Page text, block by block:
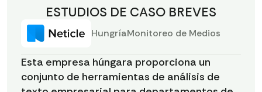
ESTUDIOS DE CASO BREVES
Esta empresa húngara proporciona un
conjunto de herramientas de análisis de
HungríaMonitoreo de Medios